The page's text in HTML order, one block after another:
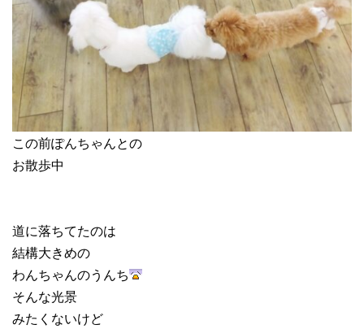
この前ぽんちゃんとの
お散歩中
道に落ちてたのは
結構大きめの
わんちゃんのうんち
そんな光景
みたくないけど